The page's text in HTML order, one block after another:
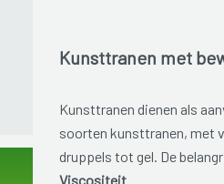
Kunsttranen met
Kunsttranen dienen als
soorten kunsttranen, met
druppels tot gel. De
Viscositeit